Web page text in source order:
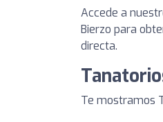
Accede a
Bierzo para
directa.
Te mostramos